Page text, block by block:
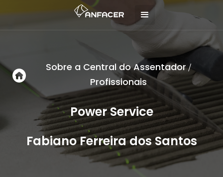
Sobre a Central do Assentador/
Profissionais
Power Service
Fabiano Ferreira dos Santos